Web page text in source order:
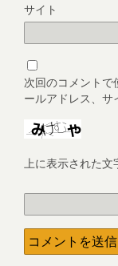
サイト
次回のコメントで
ールアドレス、サ
上に表示された文